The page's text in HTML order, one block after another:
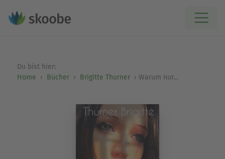
Du bist hier:
Home
Bücher Brigitte Thurner Warum nur...